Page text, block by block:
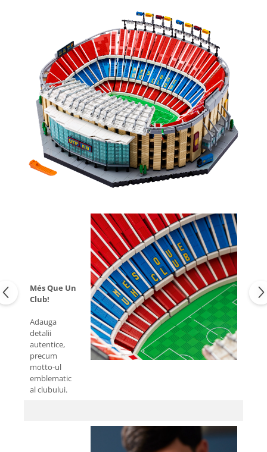
Més Que Un
Club!
Adauga
detalii
autentice,
precum
motto-ul
emblematic
al clubului.